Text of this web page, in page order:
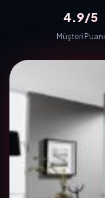
4.9/5
Müşteri Puanı